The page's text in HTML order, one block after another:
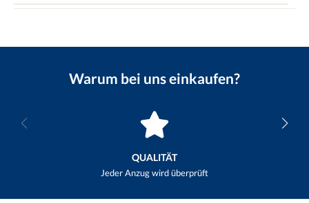
Warum bei uns einkaufen?
QUALITÄT
Jeder Anzug wird überprüft